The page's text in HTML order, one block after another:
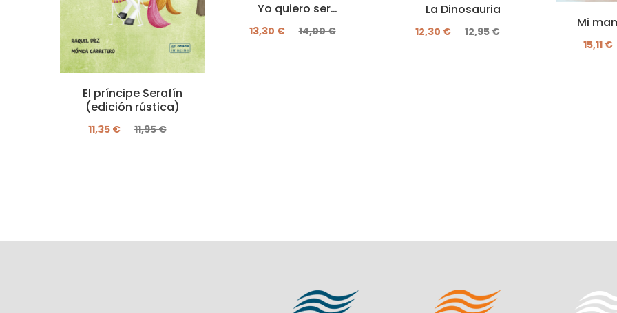
El príncipe Serafín
(edición rústica)
11,35 € 11,95 €
Yo quiero ser…
13,30 € 14,00 €
La Dinosauria
12,30 € 12,95 €
Mi
15,11 €